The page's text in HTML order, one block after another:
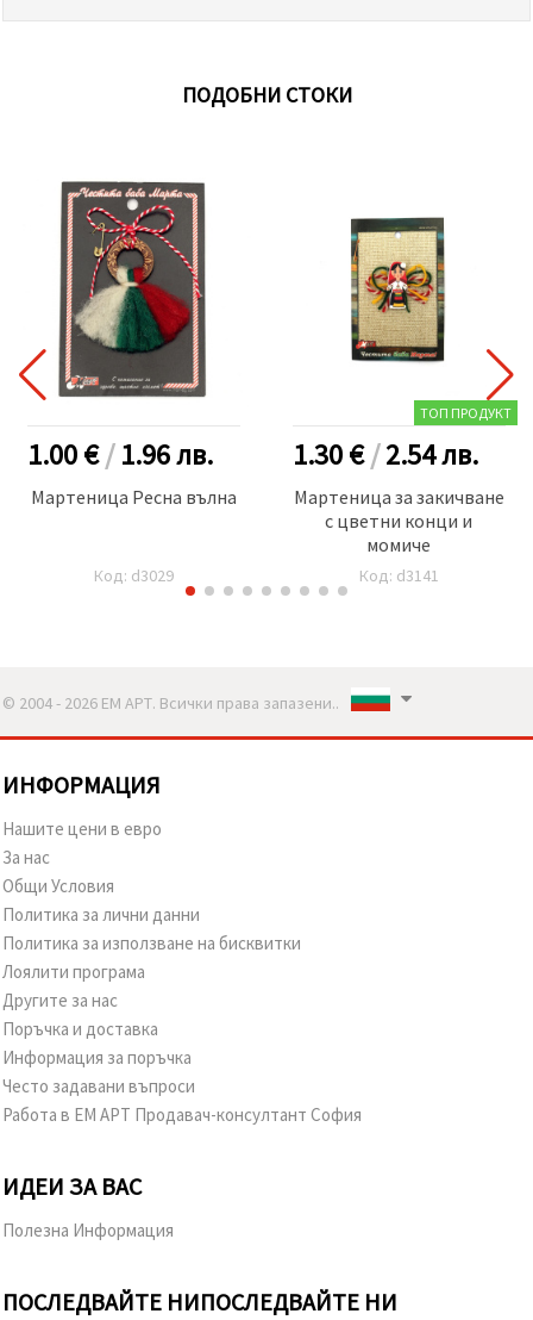
ПОДОБНИ СТОКИ
1.00 €/1.96лв.
Мартеница Ресна вълна
Код: d3029
ТОП ПРОДУКТ
1.30 €/2.54лв.
Мартеница за закичване
с цветни конци и
момиче
Код: d3141
© 2004 - 2026 ЕМ АРТ. Всички права запазени..
ИНФОРМАЦИЯ
Нашите цени в евро
За нас
Общи Условия
Политика за лични данни
Политика за използване на бисквитки
Лоялити програма
Другите за нас
Поръчка и доставка
Информация за поръчка
Често задавани въпроси
Работа в ЕМ АРТ Продавач-консултант София
ИДЕИ ЗА ВАС
Полезна Информация
ПОСЛЕДВАЙТЕ НИПОСЛЕДВАЙТЕ НИ